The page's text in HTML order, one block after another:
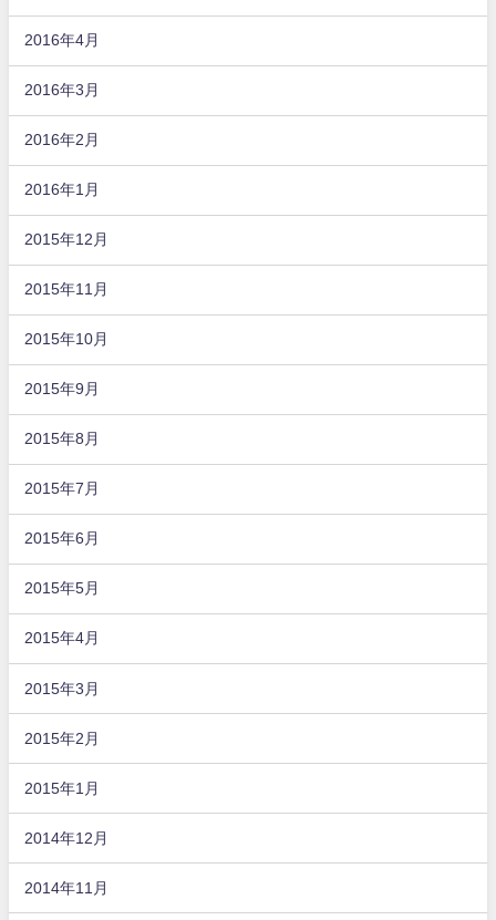
2016年4月
2016年3月
2016年2月
2016年1月
2015年12月
2015年11月
2015年10月
2015年9月
2015年8月
2015年7月
2015年6月
2015年5月
2015年4月
2015年3月
2015年2月
2015年1月
2014年12月
2014年11月